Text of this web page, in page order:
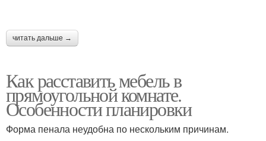
читать дальше →
Как расставить мебель в
прямоугольной комнате.
Особенности планировки
Форма пенала неудобна по нескольким причинам.